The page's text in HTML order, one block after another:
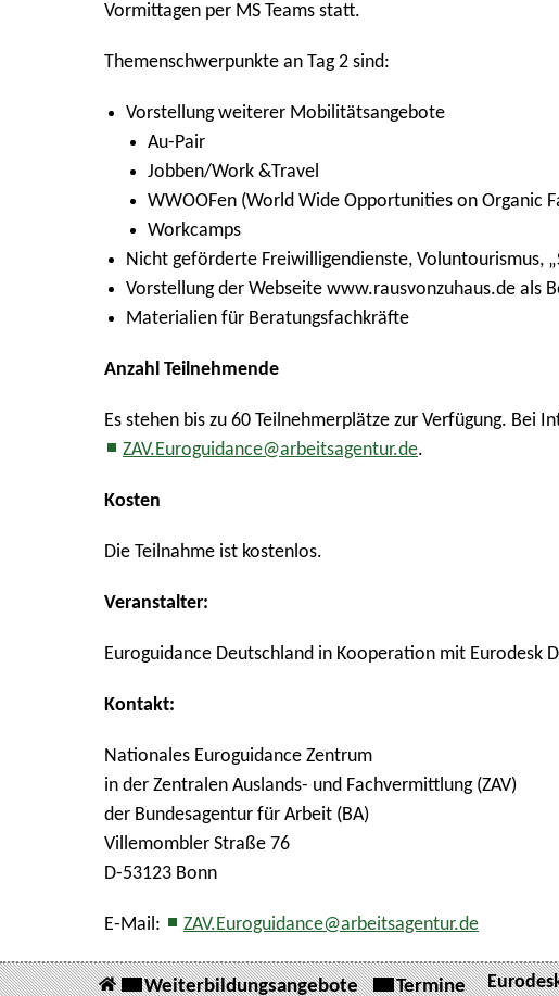
Vormittagen per MS Teams statt.
Themenschwerpunkte an Tag 2 sind:
Vorstellung weiterer Mobilitätsangebote
Au-Pair
Jobben/Work &Travel
WWOOFen (World Wide Opportunities on Organic
Workcamps
Nicht geförderte Freiwilligendienste, Voluntourismus,
Vorstellung der Webseite www.rausvonzuhaus.de als
Materialien für Beratungsfachkräfte
Anzahl Teilnehmende
Es stehen bis zu 60 Teilnehmerplätze zur Verfügung. Bei
ZAV.Euroguidance@arbeitsagentur.de.
Kosten
Die Teilnahme ist kostenlos.
Veranstalter:
Euroguidance Deutschland in Kooperation mit Eurodesk
Kontakt:
Nationales Euroguidance Zentrum
in der Zentralen Auslands- und Fachvermittlung (ZAV)
der Bundesagentur für Arbeit (BA)
Villemombler Straße 76
D-53123 Bonn
E-Mail: ZAV.Euroguidance@arbeitsagentur.de
Weiterbildungsangebote Termine